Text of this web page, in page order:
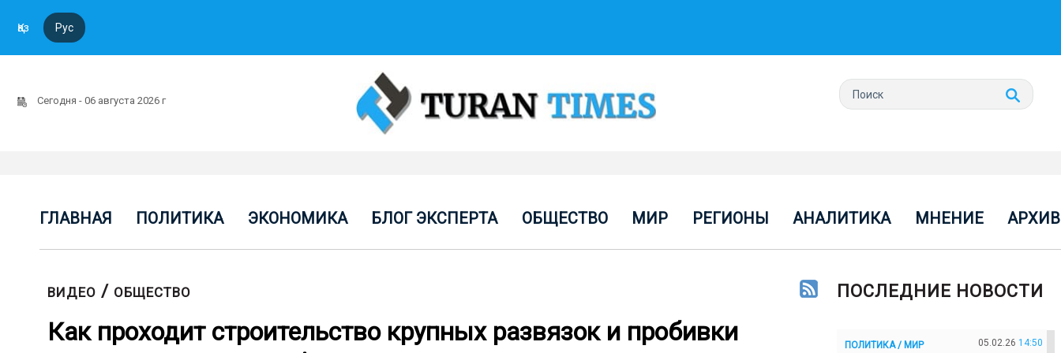
Қаз Рус
Сегодня - 06 августа 2026 г
ГЛАВНАЯ ПОЛИТИКА ЭКОНОМИКА БЛОГ ЭКСПЕРТА ОБЩЕСТВО МИР РЕГИОНЫ АНАЛИТИКА МНЕНИЕ АРХИВ
ВИДЕО / ОБЩЕСТВО
Как проходит строительство крупных развязок и пробивки
ПОСЛЕДНИЕ НОВОСТИ
ПОЛИТИКА / МИР 05.02.26 14:50